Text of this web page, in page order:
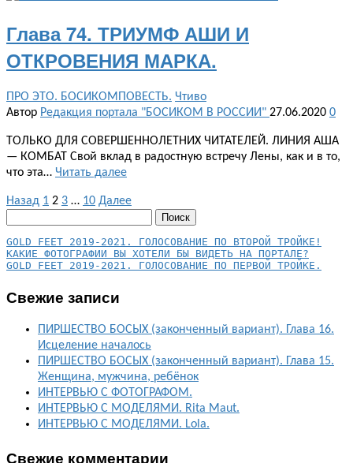
Глава 74. ТРИУМФ АШИ И
ОТКРОВЕНИЯ МАРКА.
ПРО ЭТО. БОСИКОМПОВЕСТЬ. Чтиво
Автор Редакция портала "БОСИКОМ В РОССИИ" 27.06.2020 0
ТОЛЬКО ДЛЯ СОВЕРШЕННОЛЕТНИХ ЧИТАТЕЛЕЙ. ЛИНИЯ АША
— КОМБАТ Свой вклад в радостную встречу Лены, как и в то,
что эта… Читать далее
Пагинация
записей
Назад 1 2 3 … 10 Далее
КАКИЕ ФОТОГРАФИИ ВЫ ХОТЕЛИ БЫ ВИДЕТЬ НА ПОРТАЛЕ?
GOLD FEET 2019-2021. ГОЛОСОВАНИЕ ПО ПЕРВОЙ ТРОЙКЕ.
Свежие записи
ПИРШЕСТВО БОСЫХ (законченный вариант). Глава 16.
Исцеление началось
ПИРШЕСТВО БОСЫХ (законченный вариант). Глава 15.
Женщина, мужчина, ребёнок
ИНТЕРВЬЮ С ФОТОГРАФОМ.
ИНТЕРВЬЮ С МОДЕЛЯМИ. Rita Maut.
ИНТЕРВЬЮ С МОДЕЛЯМИ. Lola.
Свежие комментарии